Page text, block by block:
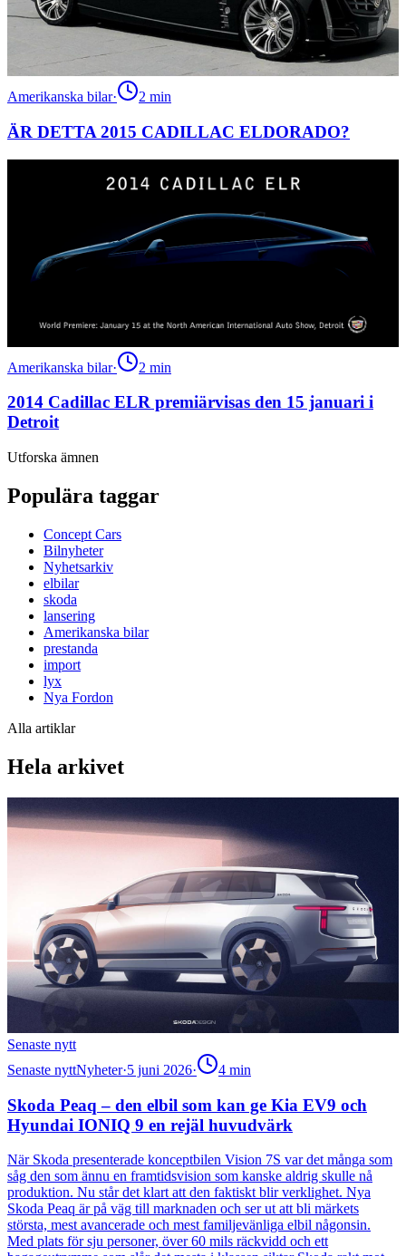
Amerikanska bilar· 2 min
ÄR DETTA 2015 CADILLAC ELDORADO?
Amerikanska bilar· 2 min
2014 Cadillac ELR premiärvisas den 15 januari i
Detroit
Utforska ämnen
Populära taggar
Concept Cars
Bilnyheter
Nyhetsarkiv
elbilar
skoda
lansering
Amerikanska bilar
prestanda
import
lyx
Nya Fordon
Alla artiklar
Hela arkivet
Senaste nytt
Senaste nyttNyheter·5 juni 2026· 4 min
Skoda Peaq – den elbil som kan ge Kia EV9 och
Hyundai IONIQ 9 en rejäl huvudvärk
När Skoda presenterade konceptbilen Vision 7S var det många som
såg den som ännu en framtidsvision som kanske aldrig skulle nå
produktion. Nu står det klart att den faktiskt blir verklighet. Nya
Skoda Peaq är på väg till marknaden och ser ut att bli märkets
största, mest avancerade och mest familjevänliga elbil någonsin.
Med plats för sju personer, över 60 mils räckvidd och ett